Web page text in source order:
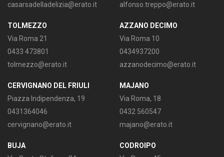
casarsadelladelizia@erato.it
alfonso.treppo@erato.it
TOLMEZZO
Via Roma 21
0433 473801
tolmezzo@erato.it
AZZANO DECIMO
Via Roma 10
0434937200
azzanodecimo@erato.it
CERVIGNANO DEL FRIULI
Piazza Indipendenza, 19
0431364046
cervignano@erato.it
MAJANO
Via Roma, 18
0432 560547
majano@erato.it
BUJA
CODROIPO